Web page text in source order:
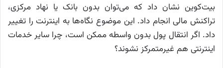
بیت‌کوین نشان داد که می‌توان بدون بانک یا نهاد مرکزی،
تراکنش مالی انجام داد. این موضوع نگاه‌ها به اینترنت را تغییر
داد. اگر انتقال پول بدون واسطه ممکن است، چرا سایر خدمات
اینترنتی هم غیرمتمرکز نشوند؟